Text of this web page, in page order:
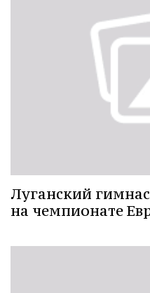
Луганский
на чемпионате